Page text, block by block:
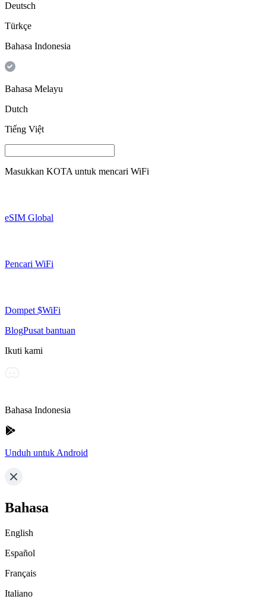
Deutsch
Türkçe
Bahasa Indonesia
Bahasa Melayu
Dutch
Tiếng Việt
Masukkan KOTA untuk mencari WiFi
eSIM Global
Pencari WiFi
Dompet $WiFi
BlogPusat bantuan
Ikuti kami
Bahasa Indonesia
Unduh untuk Android
Bahasa
English
Español
Français
Italiano